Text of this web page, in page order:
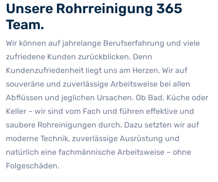
Unsere Rohrreinigung 365
Team.
Wir können auf jahrelange Berufserfahrung und viele
zufriedene Kunden zurückblicken. Denn
Kundenzufriedenheit liegt uns am Herzen. Wir auf
souveräne und zuverlässige Arbeitsweise bei allen
Abflüssen und jeglichen Ursachen. Ob Bad, Küche oder
Keller – wir sind vom Fach und führen effektive und
saubere Rohreinigungen durch. Dazu setzten wir auf
moderne Technik, zuverlässige Ausrüstung und
natürlich eine fachmännische Arbeitsweise – ohne
Folgeschäden.